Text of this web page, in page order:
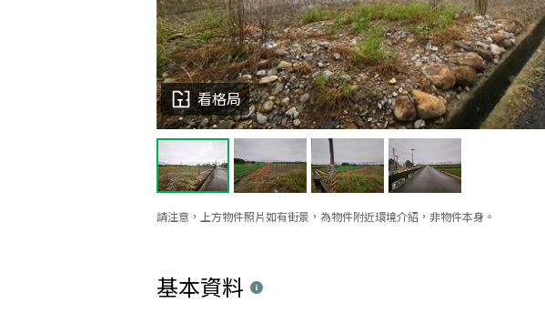
請注意，上方物件照片如有街景，為物件附近環境介紹，非物件本身。
看格局
基本資料